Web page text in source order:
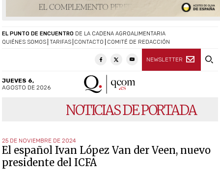
QUIÉNES SOMOS TARIFAS CONTACTO COMITÉ DE REDACCIÓN
NEWSLETTER
EL PUNTO DE ENCUENTRO DE LA CADENA AGROALIMENTARIA
JUEVES 6,
AGOSTO DE 2026
NOTICIAS DE PORTADA
25 DE NOVIEMBRE DE 2024
El español Ivan López Van der Veen, nuevo
presidente del ICFA